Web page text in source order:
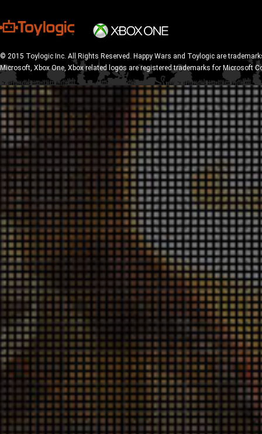
© 2015 Toylogic Inc. All Rights Reserved. Happy Wars and Toylogic are
Microsoft, Xbox One, Xbox related logos are registered trademarks for Microsoft